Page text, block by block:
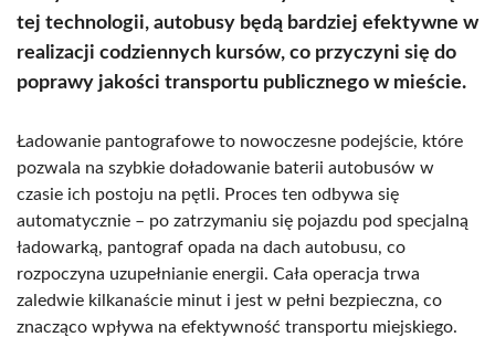
tej technologii, autobusy będą bardziej efektywne w
realizacji codziennych kursów, co przyczyni się do
poprawy jakości transportu publicznego w mieście.
Ładowanie pantografowe to nowoczesne podejście, które
pozwala na szybkie doładowanie baterii autobusów w
czasie ich postoju na pętli. Proces ten odbywa się
automatycznie – po zatrzymaniu się pojazdu pod specjalną
ładowarką, pantograf opada na dach autobusu, co
rozpoczyna uzupełnianie energii. Cała operacja trwa
zaledwie kilkanaście minut i jest w pełni bezpieczna, co
znacząco wpływa na efektywność transportu miejskiego.